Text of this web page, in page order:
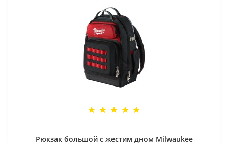
Рюкзак большой с жестим дном Milwaukee